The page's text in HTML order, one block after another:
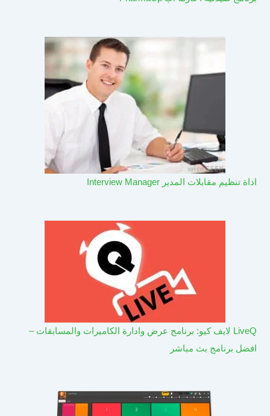
اداة تنظيم مقابلات المدير Interview Manager
LiveQ لايف كيو: برنامج عرض وادارة الكاميرات والمسابقات –
افضل برنامج بث مباشر